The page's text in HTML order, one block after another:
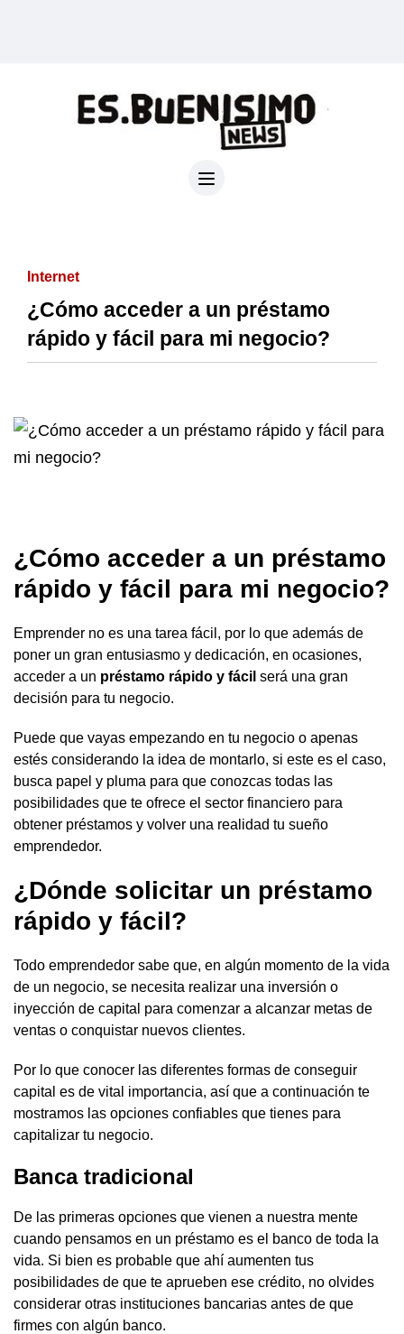
Internet
¿Cómo acceder a un préstamo
rápido y fácil para mi negocio?
¿Cómo acceder a un préstamo
rápido y fácil para mi negocio?
Emprender no es una tarea fácil, por lo que además de
poner un gran entusiasmo y dedicación, en ocasiones,
acceder a un préstamo rápido y fácil será una gran
decisión para tu negocio.
Puede que vayas empezando en tu negocio o apenas
estés considerando la idea de montarlo, si este es el caso,
busca papel y pluma para que conozcas todas las
posibilidades que te ofrece el sector financiero para
obtener préstamos y volver una realidad tu sueño
emprendedor.
¿Dónde solicitar un préstamo
rápido y fácil?
Todo emprendedor sabe que, en algún momento de la vida
de un negocio, se necesita realizar una inversión o
inyección de capital para comenzar a alcanzar metas de
ventas o conquistar nuevos clientes.
Por lo que conocer las diferentes formas de conseguir
capital es de vital importancia, así que a continuación te
mostramos las opciones confiables que tienes para
capitalizar tu negocio.
Banca tradicional
De las primeras opciones que vienen a nuestra mente
cuando pensamos en un préstamo es el banco de toda la
vida. Si bien es probable que ahí aumenten tus
posibilidades de que te aprueben ese crédito, no olvides
considerar otras instituciones bancarias antes de que
firmes con algún banco.